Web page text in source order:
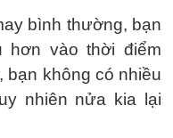
bình thường, bạn
hơn vào thời điểm
bạn không có nhiều
nhiên nửa kia lại